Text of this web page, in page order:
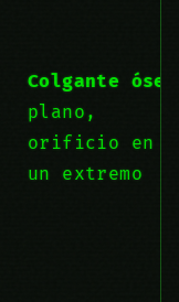
Colgante óseo
plano,
orificio en
un extremo